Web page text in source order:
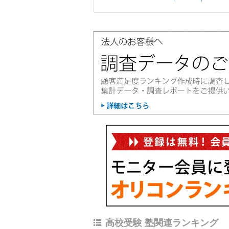
高校受験 塾関連ランキング